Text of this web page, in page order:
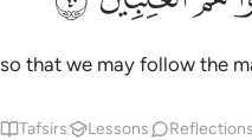
so that we may follow the
Tafsirs Lessons Reflections